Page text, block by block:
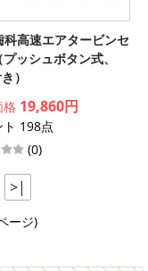
高速エアタービンセ
ッシュボタン式、
）
格 19,860円
ト 198点
(0)
>|
ージ)